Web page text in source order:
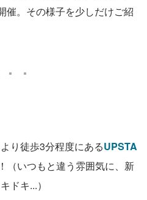
催。その様子を少しだけご紹
り徒歩3分程度にあるUPSTA
（いつもと違う雰囲気に、新
ドキ...）